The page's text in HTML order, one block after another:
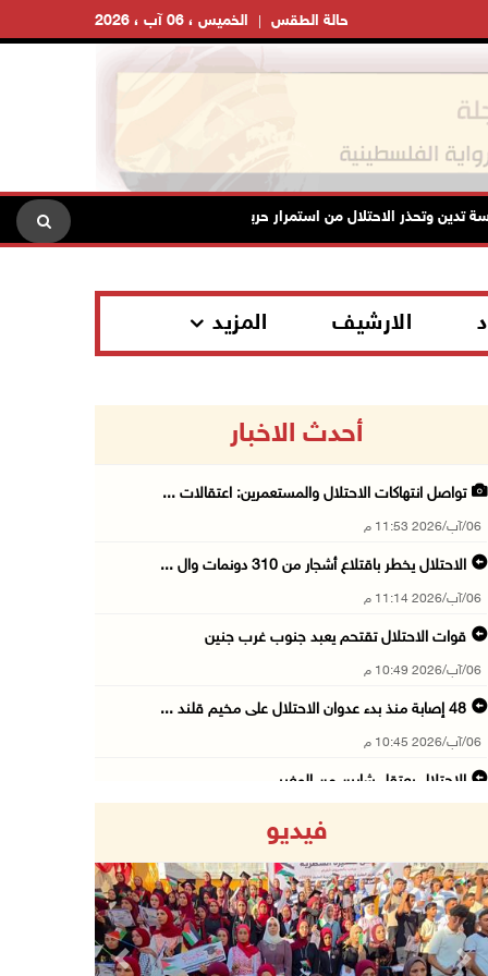
الخميس ، 06 آب ، 2026 حالة الطقس
وتحذر الاحتلال من استمرار حربه الشاملة على الشعب الفلسطيني ومخاطر
الارشيف المزيد
أحدث الاخبار
تواصل انتهاكات الاحتلال والمستعمرين: اعتقالات ...
06/آب/2026 11:53 م
الاحتلال يخطر باقتلاع أشجار من 310 دونمات وال ...
06/آب/2026 11:14 م
قوات الاحتلال تقتحم يعبد جنوب غرب جنين
06/آب/2026 10:49 م
48 إصابة منذ بدء عدوان الاحتلال على مخيم قلند ...
06/آب/2026 10:45 م
الاحتلال يعتقل شابين من المغير
06/آب/2026 10:01 م
رئيس بلدية الخليل يطلع وفدا أميركيا على تطورا ...
06/آب/2026 09:59 م
فيديو
Previous Next